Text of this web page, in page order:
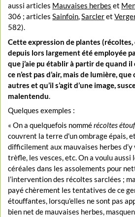
aussi articles Mauvaises herbes et
306 ; articlesSainfoin,Sarcleret
582).
Cette expression de plantes
depuis lors largement été employée
que j’aie pu établir à partir de quand
ce n’est pas d’air, mais de lumière,
autres et qu’il s’agit d’une image,
malentendu.
Quelques exemples :
« On a quelquefois nommérécoltes
couvrent la terre d'un ombrage épais,
difficilement aux mauvaises herbes
trèfle, les vesces, etc. On a voulu aussi
céréales dans les assolements pour
l’intervention des récoltes sarclées ;
payé chèrement les tentatives de ce
étouffantes, lorsqu'elles ne sont pas
bien net de mauvaises herbes,